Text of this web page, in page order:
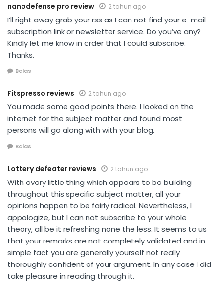
nanodefense pro review 2 tahun ago
I’ll right away grab your rss as I can not find your e-mail
subscription link or newsletter service. Do you’ve any?
Kindly let me know in order that I could subscribe.
Thanks.
Balas
Fitspresso reviews 2 tahun ago
You made some good points there. I looked on the
internet for the subject matter and found most
persons will go along with with your blog.
Balas
Lottery defeater reviews 2 tahun ago
With every little thing which appears to be building
throughout this specific subject matter, all your
opinions happen to be fairly radical. Nevertheless, I
appologize, but I can not subscribe to your whole
theory, all be it refreshing none the less. It seems to us
that your remarks are not completely validated and in
simple fact you are generally yourself not really
thoroughly confident of your argument. In any case I did
take pleasure in reading through it.